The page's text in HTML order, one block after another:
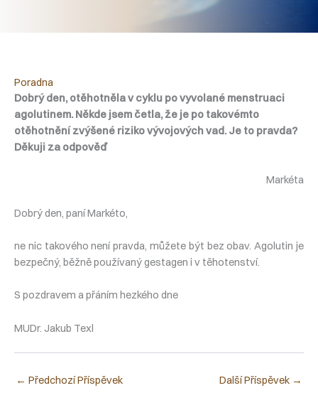
Poradna
Dobrý den, otěhotněla v cyklu po vyvolané menstruaci
agolutinem. Někde jsem četla, že je po takovémto
otěhotnění zvýšené riziko vývojových vad. Je to pravda?
Děkuji za odpověď
Markéta
Dobrý den, paní Markéto,
ne nic takového není pravda, můžete být bez obav. Agolutin je
bezpečný, běžně používaný gestagen i v těhotenství.
S pozdravem a přáním hezkého dne
MUDr. Jakub Texl
← Předchozí Příspěvek Další Příspěvek →